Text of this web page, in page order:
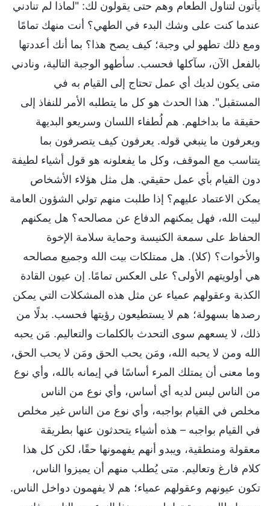
يأتون لتناول الطعام وهم حتى يقولون لك: "لماذا لم تنادني
عندما كنت على وشك البدء في الطهي؟ أنت منهك تمامًا
ومع ذلك تطهو لي وجبة؛ كيف يصح هذا؟ بما أنك أعددتها
بالفعل الآن، سآكلها فحسب. سأطهو الوجبة التالية، ونادني
متى يكون لديك أي عمل تحتاج إلى القيام به في
المستقبل". هذا الحدث هو كل ما يتطلبه الأمر للنفاذ إلى
حقيقة ما بداخلهم. هم لُطفاء اللسان وسريعو البديهة
ويعرفون ما ينبغي قوله. يعرفون كيف يتصرفون بما
يتناسب مع الموقف، وكل ما يفعلونه هو قول أشياء لطيفة
دون القيام بأي عمل حقيقي. هل مثل هؤلاء الأشخاص
يمكن الاعتماد عليهم؟ إذا طلبت منهم تولي الشؤون العامة
لبيت الله، فهل يمكنهم الدفاع عن مصالحه؟ هل يمكنهم
الحفاظ على سمعة الكنيسة وحماية سلامة الإخوة
والأخوات؟ (كلا). هل ممتلكات بيت الله وجميع مصالحه
هي أولويتهم الأولى؟ على العكس تمامًا. إن عيون القادة
الكذبة وعقولهم عمياء عن مثل هذه المشكلات التي يمكن
رصدها بسهولة؛ هم لا يستطيعون رؤيتها فحسب. بدلًا من
ذلك، لا يسعهم سوى التحدث بالكلمات والتعاليم. مَن يحبه
الله ومن لا يحبه الله، ومَن يحب الحق ومَن لا يحب الحق،
وما معنى أن يمتلك المرء أساسًا في إيمانه بالله، وأي نوع
من الناس ليس لديه أي أساس، وأي نوع من الناس
مخلص في القيام بواجبه، وأي نوع من الناس غير مخلص
في القيام بواجبه – هذه أشياء يتحدثون عنها بطريقة
معقولة ومنطقية، ويبدو أنهم يفهمونها حقًا، لكن كل هذا
كلام فارغ وتعاليم. متى يُطلب منهم أن يميزوا الناس،
تكون عيونهم وعقولهم عمياء؛ هم لا يفهمون دواخل الناس.